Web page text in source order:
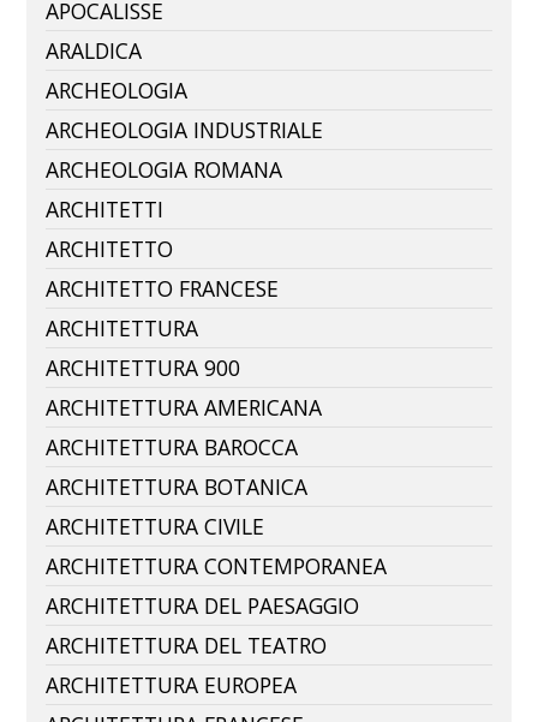
APOCALISSE
ARALDICA
ARCHEOLOGIA
ARCHEOLOGIA INDUSTRIALE
ARCHEOLOGIA ROMANA
ARCHITETTI
ARCHITETTO
ARCHITETTO FRANCESE
ARCHITETTURA
ARCHITETTURA 900
ARCHITETTURA AMERICANA
ARCHITETTURA BAROCCA
ARCHITETTURA BOTANICA
ARCHITETTURA CIVILE
ARCHITETTURA CONTEMPORANEA
ARCHITETTURA DEL PAESAGGIO
ARCHITETTURA DEL TEATRO
ARCHITETTURA EUROPEA